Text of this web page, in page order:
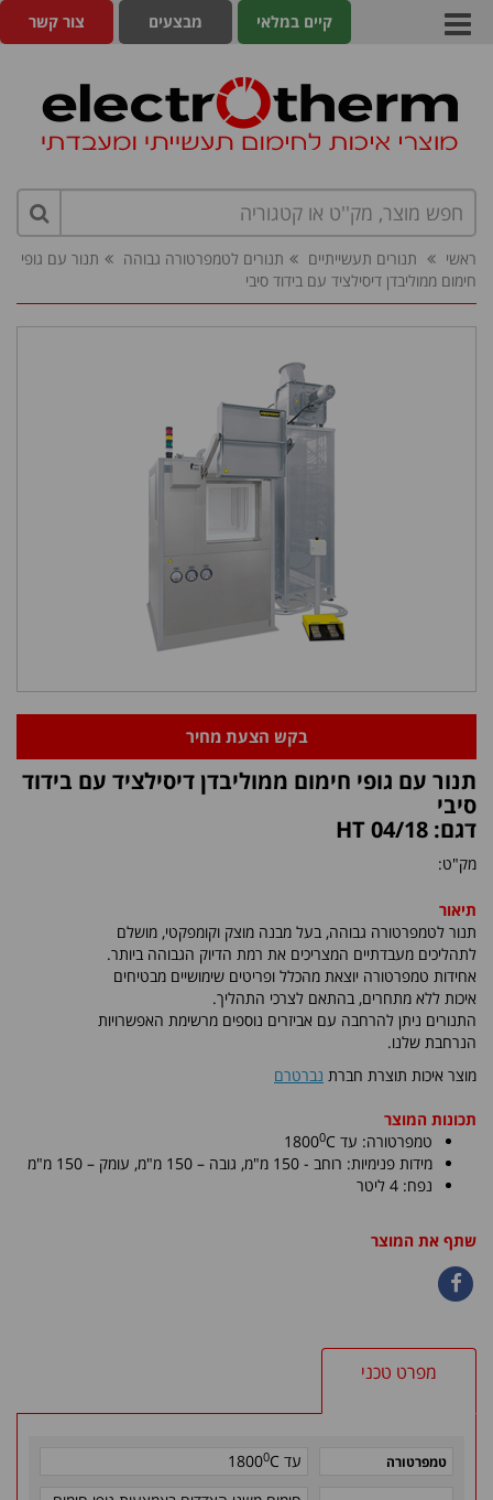
צור קשר מבצעים קיים במלאי
ראשי תנורים תעשייתיים תנורים לטמפרטורה גבוהה
תנור עם גופי
חימום ממוליבדן דיסילציד עם בידוד סיבי
בקש הצעת מחיר
תנור עם גופי חימום ממוליבדן דיסילציד עם בידוד
סיבי
דגם: HT 04/18
מק"ט:
תיאור
תנור לטמפרטורה גבוהה, בעל מבנה מוצק וקומפקטי, מושלם
לתהליכים מעבדתיים המצריכים את רמת הדיוק הגבוהה ביותר.
אחידות טמפרטורה יוצאת מהכלל ופריטים שימושיים מבטיחים
איכות ללא מתחרים, בהתאם לצרכי התהליך.
התנורים ניתן להרחבה עם אביזרים נוספים מרשימת האפשרויות
הנרחבת שלנו.
מוצר איכות תוצרת חברת נברטרם
תכונות המוצר
טמפרטורה: עד C
18000
מידות פנימיות: רוחב - 150 מ"מ, גובה – 150 מ"מ
, עומק – 150 מ"מ
נפח: 4 ליטר
שתף את המוצר
מפרט טכני
טמפרטורה עד C
18000